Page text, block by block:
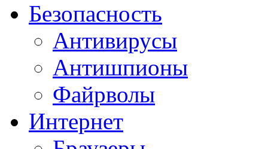
Безопасность
Антивирусы
Антишпионы
Файрволы
Интернет